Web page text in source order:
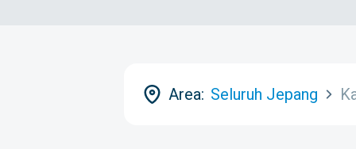
Area: Seluruh Jepang